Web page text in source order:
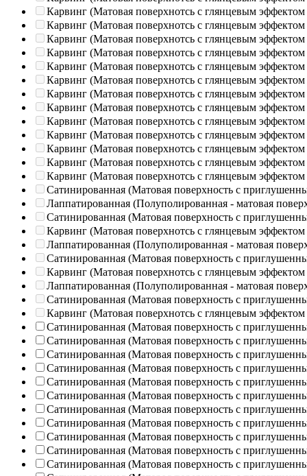
Карвинг (Матовая поверхнотсь с глянцевым эффектом
Карвинг (Матовая поверхнотсь с глянцевым эффектом
Карвинг (Матовая поверхнотсь с глянцевым эффектом
Карвинг (Матовая поверхнотсь с глянцевым эффектом
Карвинг (Матовая поверхнотсь с глянцевым эффектом
Карвинг (Матовая поверхнотсь с глянцевым эффектом
Карвинг (Матовая поверхнотсь с глянцевым эффектом
Карвинг (Матовая поверхнотсь с глянцевым эффектом
Карвинг (Матовая поверхнотсь с глянцевым эффектом
Карвинг (Матовая поверхнотсь с глянцевым эффектом
Карвинг (Матовая поверхнотсь с глянцевым эффектом
Карвинг (Матовая поверхнотсь с глянцевым эффектом
Карвинг (Матовая поверхнотсь с глянцевым эффектом
Сатинированная (Матовая поверхность с
Лаппатированная (Полуполированная - матовая
Сатинированная (Матовая поверхность с
Карвинг (Матовая поверхнотсь с глянцевым эффектом
Лаппатированная (Полуполированная - матовая
Сатинированная (Матовая поверхность с
Карвинг (Матовая поверхнотсь с глянцевым эффектом
Лаппатированная (Полуполированная - матовая
Сатинированная (Матовая поверхность с
Карвинг (Матовая поверхнотсь с глянцевым эффектом
Сатинированная (Матовая поверхность с
Сатинированная (Матовая поверхность с
Сатинированная (Матовая поверхность с
Сатинированная (Матовая поверхность с
Сатинированная (Матовая поверхность с
Сатинированная (Матовая поверхность с
Сатинированная (Матовая поверхность с
Сатинированная (Матовая поверхность с
Сатинированная (Матовая поверхность с
Сатинированная (Матовая поверхность с
Сатинированная (Матовая поверхность с